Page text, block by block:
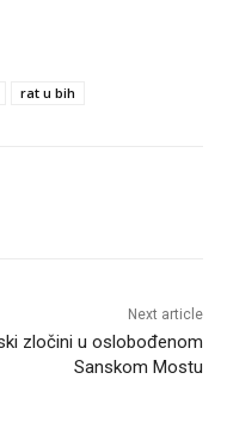
rat u bih
Next article
zločini u oslobođenom
Sanskom Mostu